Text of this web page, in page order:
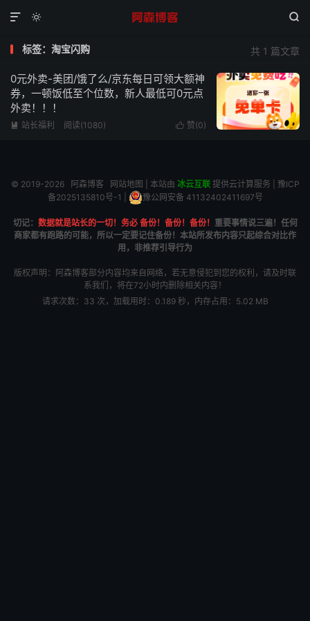
 

共 1 篇文章
标签：淘宝闪购
0元外卖-美团/饿了么/京东每日可领大额神
券，一顿饭低至个位数，新人最低可0元点
外卖！！！
 赞(0)
 站长福利 阅读(1080)
© 2019-2026 阿森博客 网站地图 | 本站由 冰云互联提供云计算服务 | 豫ICP
备2025135810号-1
豫公网安备 41132402411697号
切记： 数据就是站长的一切！务必 备份！备份！备份！ 重要事情说三遍！任何
商家都有跑路的可能，所以一定要记住备份！本站所发布内容只起综合对比作
用，非推荐引导行为
版权声明：阿森博客部分内容均来自网络，若无意侵犯到您的权利，请及时联
系我们，将在72小时内删除相关内容！
请求次数：33 次，加载用时：0.189 秒，内存占用：5.02 MB